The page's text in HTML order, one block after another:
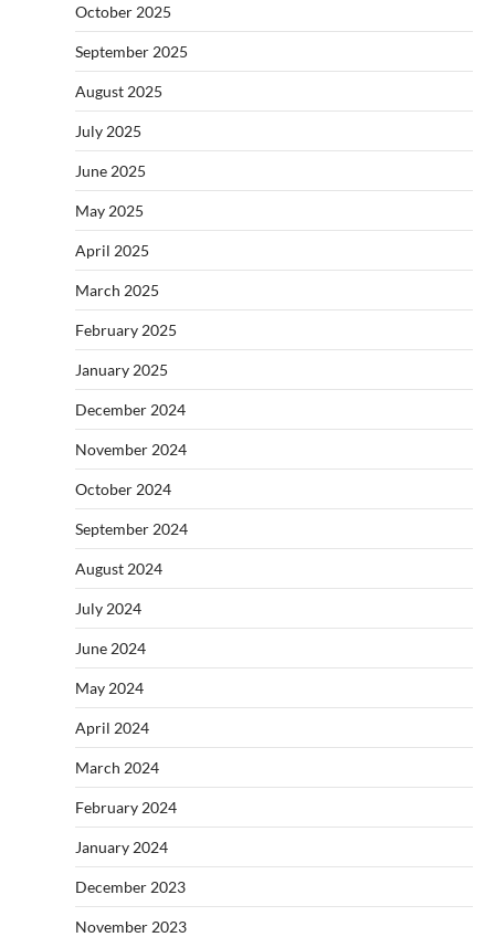
October 2025
September 2025
August 2025
July 2025
June 2025
May 2025
April 2025
March 2025
February 2025
January 2025
December 2024
November 2024
October 2024
September 2024
August 2024
July 2024
June 2024
May 2024
April 2024
March 2024
February 2024
January 2024
December 2023
November 2023